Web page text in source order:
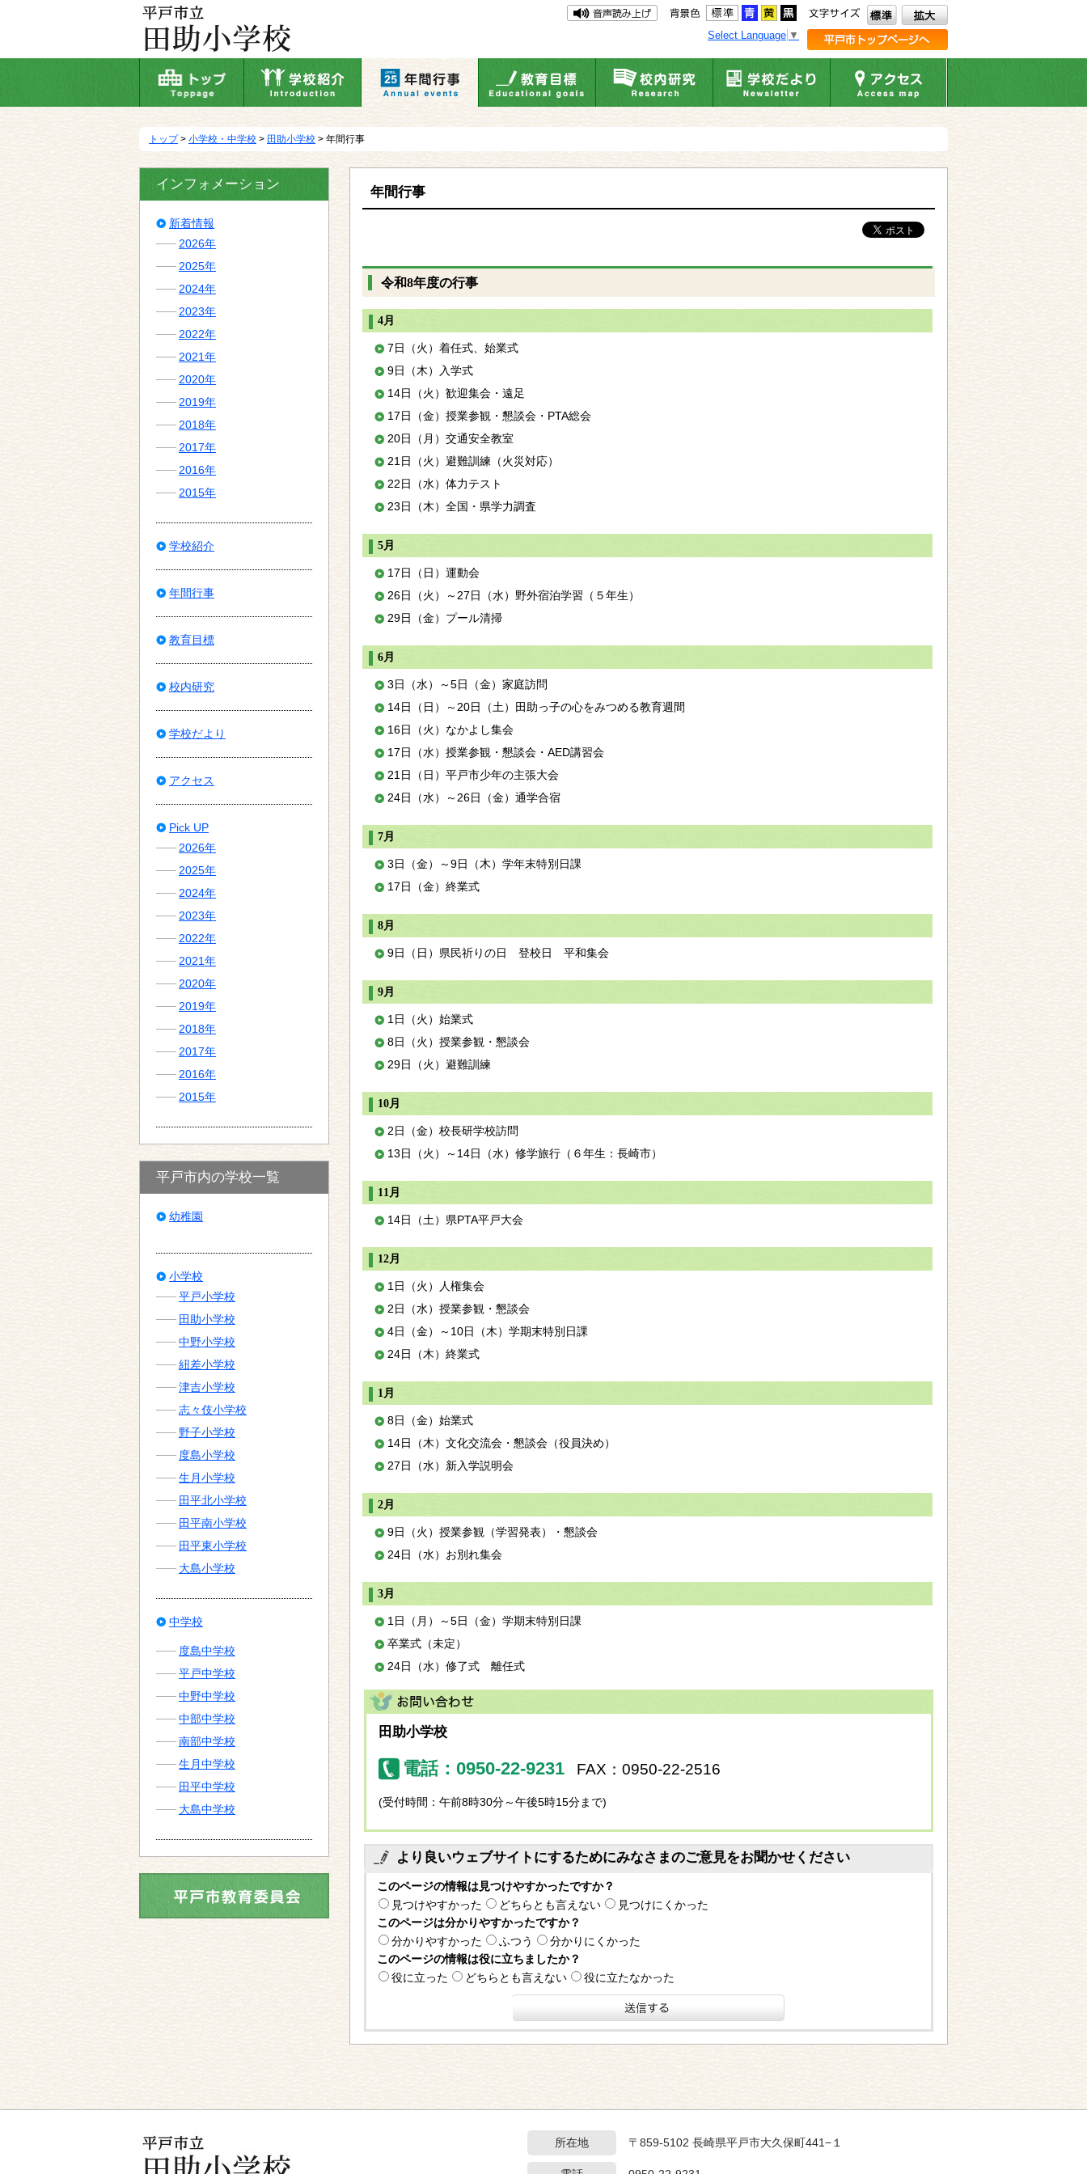
動
Select Language ▼
トップ> 小学校・中学校 > 田助小学校 > 年間行事
年間行事
令和8年度の行事
4月
7日（火）着任式、始業式
9日（木）入学式
14日（火）歓迎集会・遠足
17日（金）授業参観・懇談会・PTA総会
20日（月）交通安全教室
21日（火）避難訓練（火災対応）
22日（水）体力テスト
23日（木）全国・県学力調査
5月
17日（日）運動会
26日（火）～27日（水）野外宿泊学習（５年生）
29日（金）プール清掃
6月
3日（水）～5日（金）家庭訪問
14日（日）～20日（土）田助っ子の心をみつめる教育週間
16日（火）なかよし集会
17日（水）授業参観・懇談会・AED講習会
21日（日）平戸市少年の主張大会
24日（水）～26日（金）通学合宿
7月
3日（金）～9日（木）学年末特別日課
17日（金）終業式
8月
9日（日）県民祈りの日 登校日 平和集会
9月
1日（火）始業式
8日（火）授業参観・懇談会
29日（火）避難訓練
10月
2日（金）校長研学校訪問
13日（火）～14日（水）修学旅行（６年生：長崎市）
11月
14日（土）県PTA平戸大会
12月
1日（火）人権集会
2日（水）授業参観・懇談会
4日（金）～10日（木）学期末特別日課
24日（木）終業式
1月
8日（金）始業式
14日（木）文化交流会・懇談会（役員決め）
27日（水）新入学説明会
2月
9日（火）授業参観（学習発表）・懇談会
24日（水）お別れ集会
3月
1日（月）～5日（金）学期末特別日課
卒業式（未定）
24日（水）修了式 離任式
田助小学校
電話：0950-22-9231 FAX：0950-22-2516
(受付時間：午前8時30分～午後5時15分まで)
より良いウェブサイトにするためにみなさまのご意見をお聞かせください
このページの情報は見つけやすかったですか？
見つけやすかった
どちらとも言えない
見つけにくかった
このページは分かりやすかったですか？
分かりやすかった
ふつう
分かりにくかった
このページの情報は役に立ちましたか？
役に立った
どちらとも言えない 役に立たなかった
インフォメーション
新着情報
2026年
2025年
2024年
2023年
2022年
2021年
2020年
2019年
2018年
2017年
2016年
2015年
学校紹介
年間行事
教育目標
校内研究
学校だより
アクセス
Pick UP
2026年
2025年
2024年
2023年
2022年
2021年
2020年
2019年
2018年
2017年
2016年
2015年
平戸市内の学校一覧
幼稚園
小学校
平戸小学校
田助小学校
中野小学校
紐差小学校
津吉小学校
志々伎小学校
野子小学校
度島小学校
生月小学校
田平北小学校
田平南小学校
田平東小学校
大島小学校
中学校
度島中学校
平戸中学校
中野中学校
中部中学校
南部中学校
生月中学校
田平中学校
大島中学校
所在地 〒859-5102 長崎県平戸市大久保町441−１